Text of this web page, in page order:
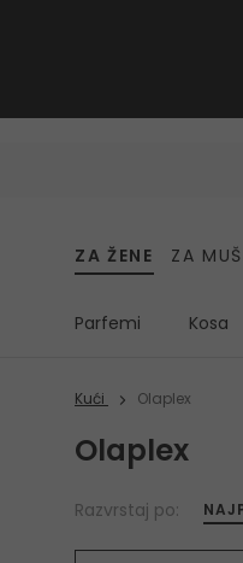
ZA ŽENE ZA
Parfemi Kosa
Kući Olaplex
Olaplex
Razvrstaj po: